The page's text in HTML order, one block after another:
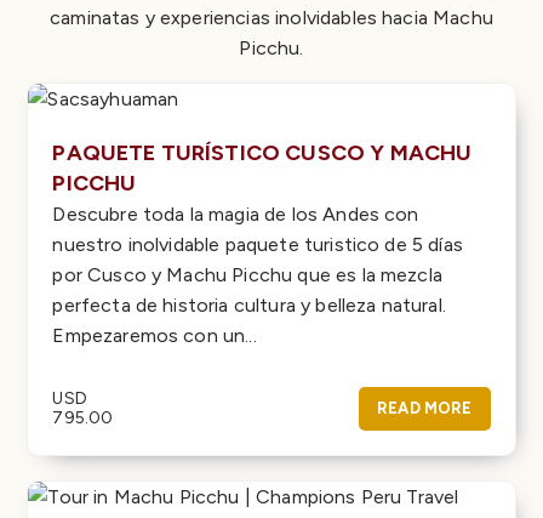
caminatas y experiencias inolvidables hacia Machu
Picchu.
PAQUETE TURÍSTICO CUSCO Y MACHU
PICCHU
Descubre toda la magia de los Andes con
nuestro inolvidable paquete turistico de 5 días
por Cusco y Machu Picchu que es la mezcla
perfecta de historia cultura y belleza natural.
Empezaremos con un...
USD
795.00
READ MORE